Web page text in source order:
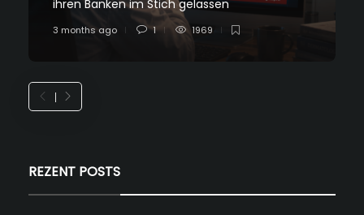
ihren Banken im Stich gelassen
3 months ago 1 1969
REZENT POSTS